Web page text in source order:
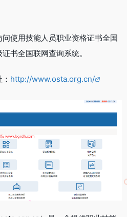
使用技能人员职业资格证书全国
书全国联网查询系统。
http://www.osta.org.cn/